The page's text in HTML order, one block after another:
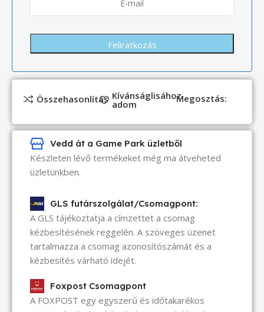
Összehasonlítás Kívánságlisához
adom Megosztás:
Vedd át a Game Park üzletből
Készleten lévő termékeket még ma átveheted
üzletünkben.
GLS futárszolgálat/Csomagpont:
A GLS tájékoztatja a címzettet a csomag
kézbesítésének reggelén. A szöveges üzenet
tartalmazza a csomag azonosítószámát és a
kézbesítés várható idejét.
Foxpost Csomagpont
A FOXPOST egy egyszerű és időtakarékos